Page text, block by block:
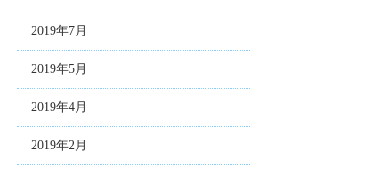
2019年7月
2019年5月
2019年4月
2019年2月